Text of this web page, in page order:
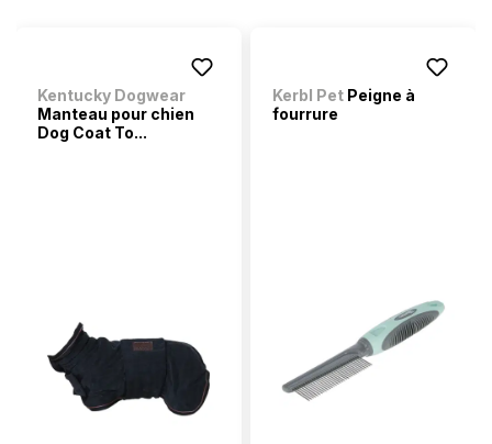
Kentucky Dogwear
Manteau pour chien
Dog Coat To...
Kerbl Pet Peigne à
fourrure